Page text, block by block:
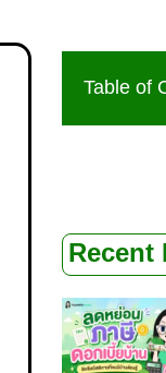
Table of
Recent